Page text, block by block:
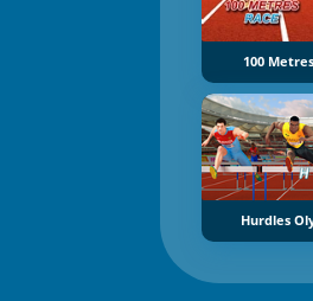
100
Hurdles